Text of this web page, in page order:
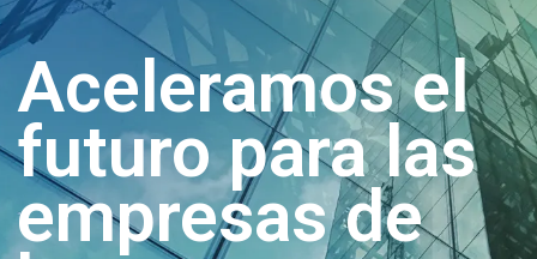
Aceleramos el
futuro para las
empresas de